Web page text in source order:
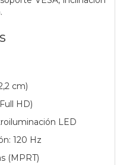
cm)
HD)
LED
120 Hz
(MPRT)